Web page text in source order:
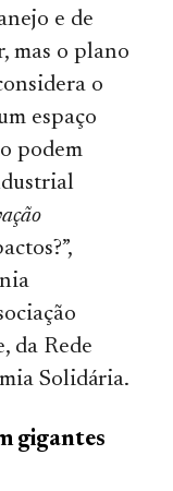
e de
mas o plano
o
espaço
podem
da Rede
Solidária.
gigantes